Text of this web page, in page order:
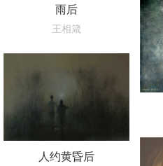
雨后
王相箴
人约黄昏后